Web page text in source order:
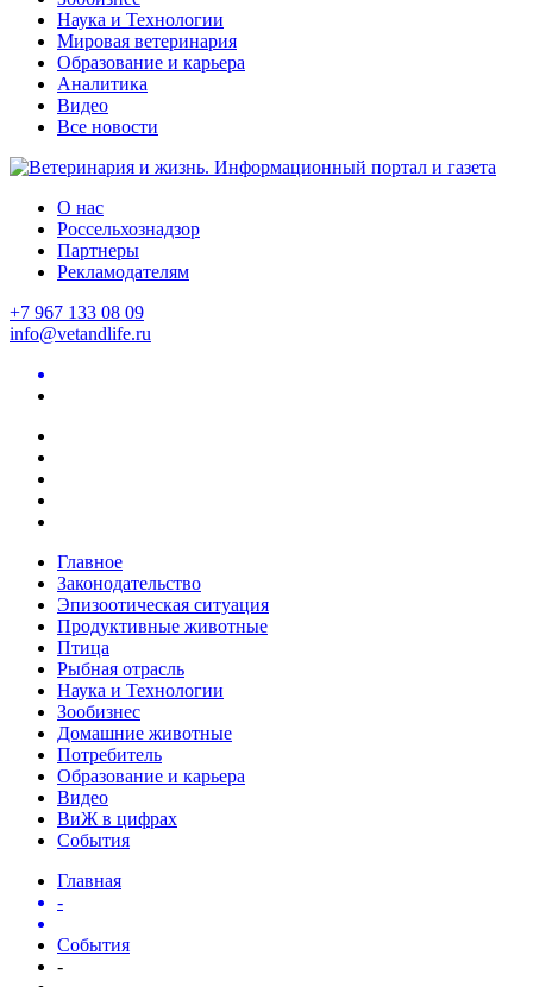
Наука и Технологии
Мировая ветеринария
Образование и карьера
Аналитика
Видео
Все новости
О нас
Россельхознадзор
Партнеры
Рекламодателям
+7 967 133 08 09
info@vetandlife.ru
Главное
Законодательство
Эпизоотическая ситуация
Продуктивные животные
Птица
Рыбная отрасль
Наука и Технологии
Зообизнес
Домашние животные
Потребитель
Образование и карьера
Видео
ВиЖ в цифрах
События
Главная
-
События
-